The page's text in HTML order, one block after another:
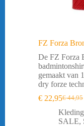
FZ Forza
De FZ Forza
gemaakt van
dry forze
€44,95
prijs
was:
€ 22,95Huidige
prijs
is:
Kleding
SALE,